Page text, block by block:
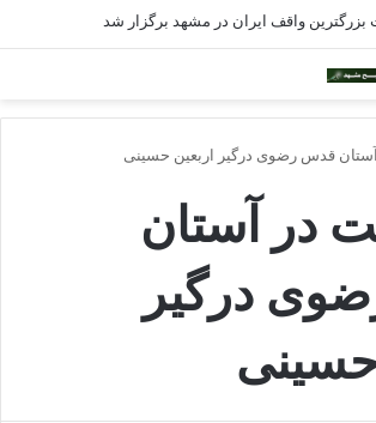
بزرگترین واقف ایران در مشهد برگزار شد
در آستان
درگیر
حسینی